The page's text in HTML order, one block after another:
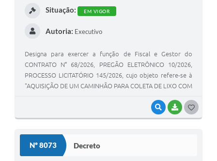
VISUALIZAR
BAIXAR
Situação: EM VIGOR
Autoria: Executivo
Designa para exercer a função de Fiscal e Gestor do
CONTRATO N° 68/2026, PREGÃO ELETRÔNICO 10/2026,
PROCESSO LICITATÓRIO 145/2026, cujo objeto refere-se à
"AQUISIÇÃO DE UM CAMINHÃO PARA COLETA DE LIXO COM
Nº 8073 Decreto